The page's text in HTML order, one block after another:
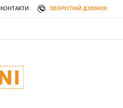
КОНТАКТИ ЗВОРОТНІЙ ДЗВІНОК